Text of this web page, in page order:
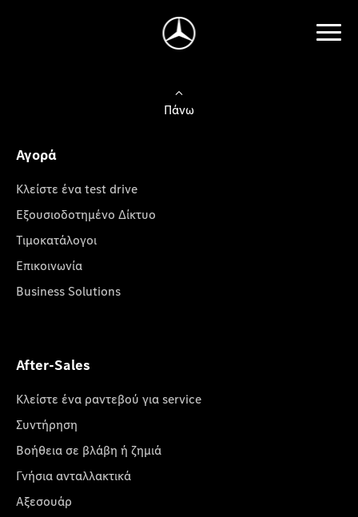
Πάνω
Αγορά
Κλείστε ένα test drive
Εξουσιοδοτημένο Δίκτυο
Τιμοκατάλογοι
Επικοινωνία
Business Solutions
After-Sales
Κλείστε ένα ραντεβού για service
Συντήρηση
Βοήθεια σε βλάβη ή ζημιά
Γνήσια ανταλλακτικά
Αξεσουάρ